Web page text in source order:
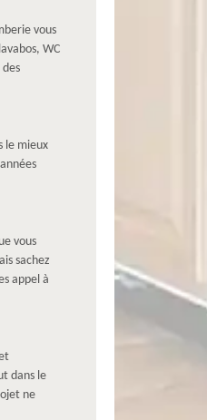
vous
WC
le mieux
vous
sachez
appel à
dans le
ne